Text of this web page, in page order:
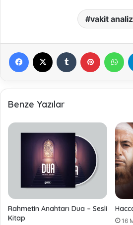
vakit
Benze Yazılar
Rahmetin Anahtarı Dua – Sesli
Kitap
16